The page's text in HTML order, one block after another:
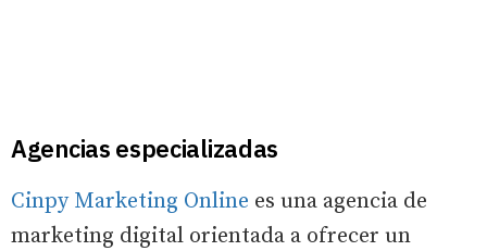
Agencias especializadas
Cinpy Marketing Online es una agencia de
marketing digital orientada a ofrecer un